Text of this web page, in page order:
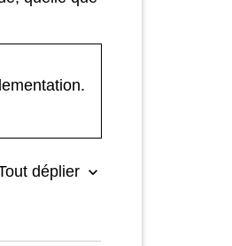
déplier keyboard_arrow_down